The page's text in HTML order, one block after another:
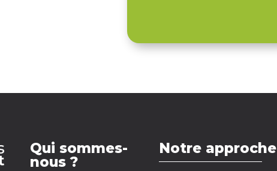
Qui sommes-
nous ?
Notre approche